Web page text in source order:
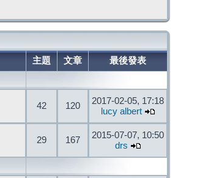
主題 文章
最後發表
42 120
2017-02-05, 17:18
lucy albert
29 167
2015-07-07, 10:50
drs